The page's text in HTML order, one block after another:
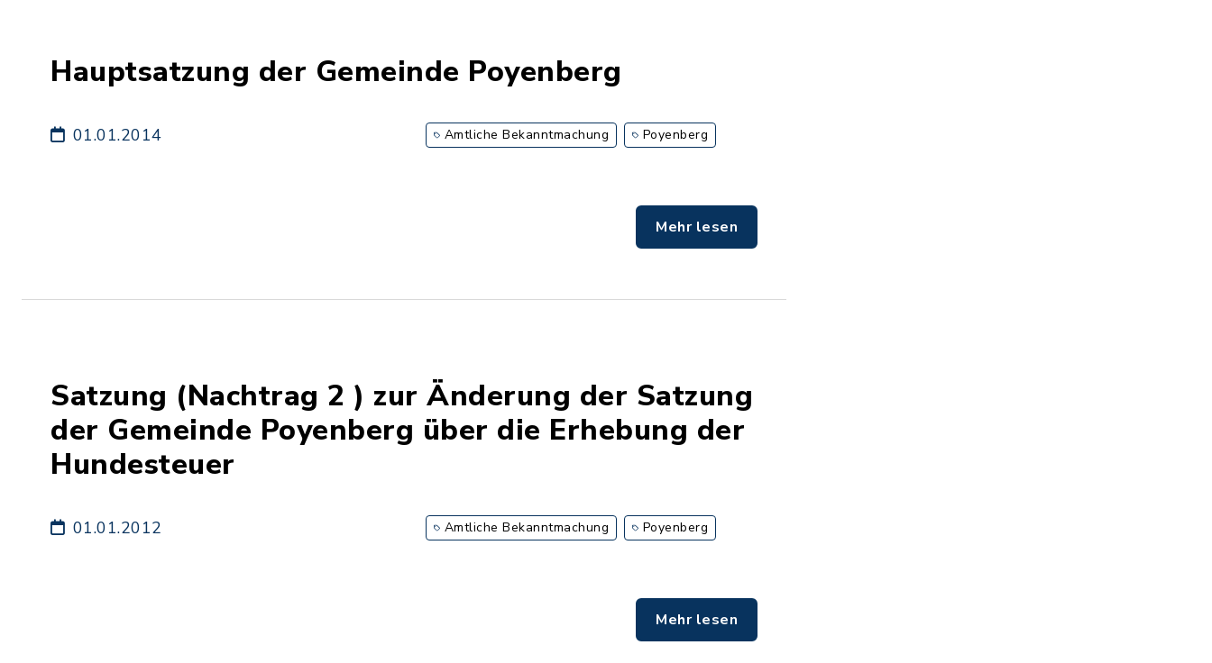
Hauptsatzung der Gemeinde Poyenberg
01.01.2014 Amtliche Bekanntmachung Poyenberg
Mehr lesen
Satzung (Nachtrag 2 ) zur Änderung der Satzung
der Gemeinde Poyenberg über die Erhebung der
Hundesteuer
01.01.2012 Amtliche Bekanntmachung Poyenberg
Mehr lesen